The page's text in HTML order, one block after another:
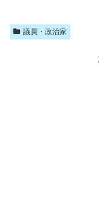
議員・政治家